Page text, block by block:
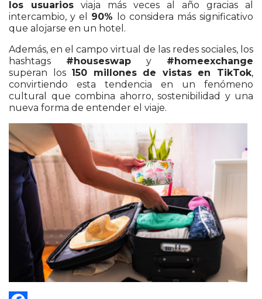
los usuarios viaja más veces al año gracias al
intercambio, y el 90% lo considera más significativo
que alojarse en un hotel.
Además, en el campo virtual de las redes sociales, los
hashtags #houseswap y #homeexchange
superan los 150 millones de vistas en TikTok,
convirtiendo esta tendencia en un fenómeno
cultural que combina ahorro, sostenibilidad y una
nueva forma de entender el viaje.